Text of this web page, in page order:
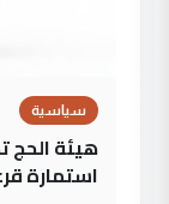
سياسية
هيئة الحج
استمارة